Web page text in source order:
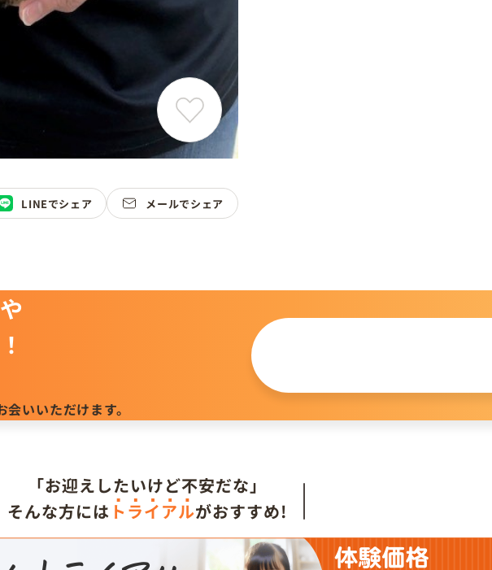
LINEでシェア メールでシェア
いいただけます。
「お迎えしたいけど不安だな」
そんな方には トライアルがおすすめ!